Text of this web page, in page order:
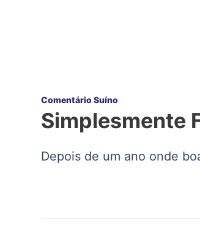
Comentário Suíno
Simplesmente
Depois de um ano onde